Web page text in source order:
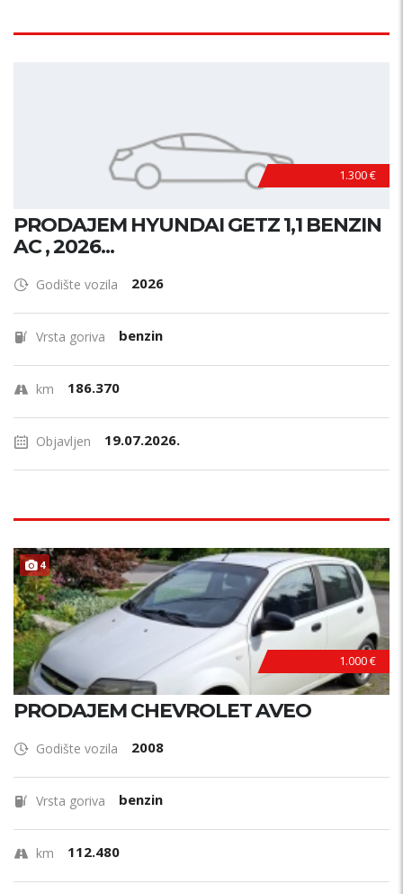
1.300 €
PRODAJEM HYUNDAI GETZ 1,1 BENZIN
AC , 2026...
Godište vozila 2026
Vrsta goriva benzin
km 186.370
Objavljen 19.07.2026.
4
1.000 €
PRODAJEM CHEVROLET AVEO
Godište vozila 2008
Vrsta goriva benzin
km 112.480